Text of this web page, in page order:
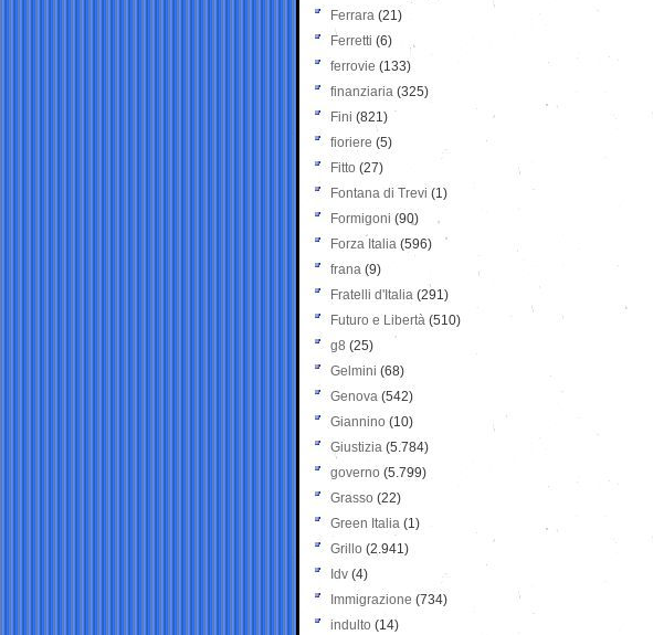
Ferrara (21)
Ferretti (6)
ferrovie (133)
finanziaria (325)
Fini (821)
fioriere (5)
Fitto (27)
Fontana di Trevi (1)
Formigoni (90)
Forza Italia (596)
frana (9)
Fratelli d'Italia (291)
Futuro e Libertà (510)
g8 (25)
Gelmini (68)
Genova (542)
Giannino (10)
Giustizia (5.784)
governo (5.799)
Grasso (22)
Green Italia (1)
Grillo (2.941)
Idv (4)
Immigrazione (734)
indulto (14)